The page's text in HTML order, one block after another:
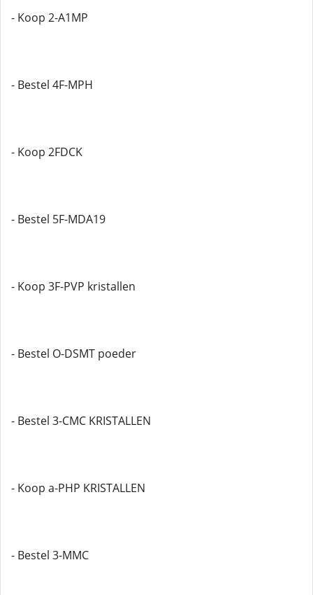
- Koop 2-A1MP
- Bestel 4F-MPH
- Koop 2FDCK
- Bestel 5F-MDA19
- Koop 3F-PVP kristallen
- Bestel O-DSMT poeder
- Bestel 3-CMC KRISTALLEN
- Koop a-PHP KRISTALLEN
- Bestel 3-MMC